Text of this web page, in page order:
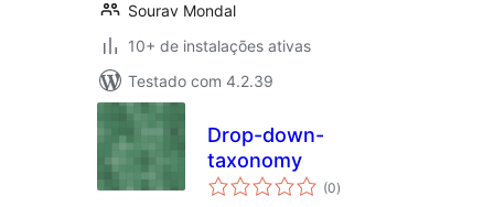
Sourav Mondal
10+ de instalações ativas
Testado com 4.2.39
Drop-down-
taxonomy
(0total
de
)